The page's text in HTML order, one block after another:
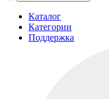
Каталог
Категории
Поддержка